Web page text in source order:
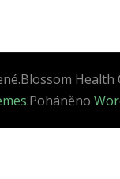
Blossom
.Poháněno